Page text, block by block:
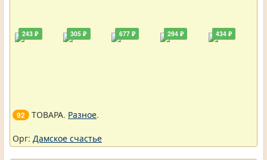
243 ₽ 305 ₽ 677 ₽ 294 ₽ 434 ₽
92 ТОВАРА. Разное.
Орг: Дамское счастье